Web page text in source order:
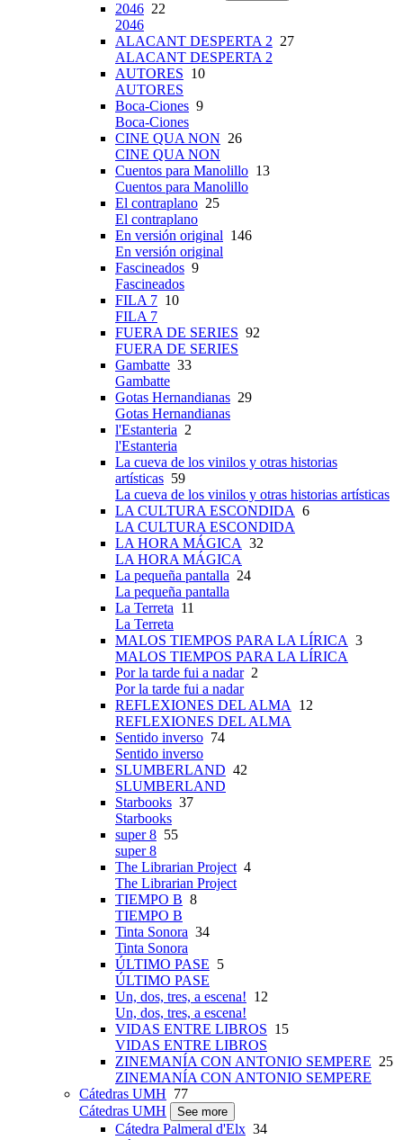
2046 22
2046
ALACANT DESPERTA 2 27
ALACANT DESPERTA 2
AUTORES 10
AUTORES
Boca-Ciones 9
Boca-Ciones
CINE QUA NON 26
CINE QUA NON
Cuentos para Manolillo 13
Cuentos para Manolillo
El contraplano 25
El contraplano
En versión original 146
En versión original
Fascineados 9
Fascineados
FILA 7 10
FILA 7
FUERA DE SERIES 92
FUERA DE SERIES
Gambatte 33
Gambatte
Gotas Hernandianas 29
Gotas Hernandianas
l'Estanteria 2
l'Estanteria
La cueva de los vinilos y otras historias
artísticas 59
La cueva de los vinilos y otras historias artísticas
LA CULTURA ESCONDIDA 6
LA CULTURA ESCONDIDA
LA HORA MÁGICA 32
LA HORA MÁGICA
La pequeña pantalla 24
La pequeña pantalla
La Terreta 11
La Terreta
MALOS TIEMPOS PARA LA LÍRICA 3
MALOS TIEMPOS PARA LA LÍRICA
Por la tarde fui a nadar2
Por la tarde fui a nadar
REFLEXIONES DEL ALMA 12
REFLEXIONES DEL ALMA
Sentido inverso 74
Sentido inverso
SLUMBERLAND 42
SLUMBERLAND
Starbooks 37
Starbooks
super 8 55
super 8
The Librarian Project4
The Librarian Project
TIEMPO B 8
TIEMPO B
Tinta Sonora 34
Tinta Sonora
ÚLTIMO PASE 5
ÚLTIMO PASE
Un, dos, tres, a escena! 12
Un, dos, tres, a escena!
VIDAS ENTRE LIBROS 15
VIDAS ENTRE LIBROS
ZINEMANÍA CON ANTONIO SEMPERE 25
ZINEMANÍA CON ANTONIO SEMPERE
Cátedras UMH 77
Cátedras UMH
See more
Cátedra Palmeral d'Elx 34